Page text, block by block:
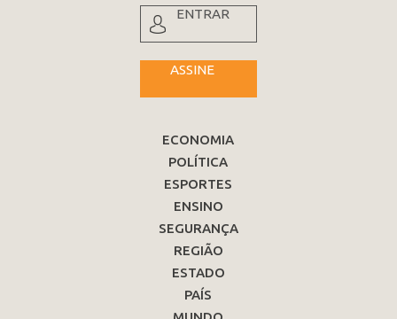
ENTRAR
ASSINE
ECONOMIA
POLÍTICA
ESPORTES
ENSINO
SEGURANÇA
REGIÃO
ESTADO
PAÍS